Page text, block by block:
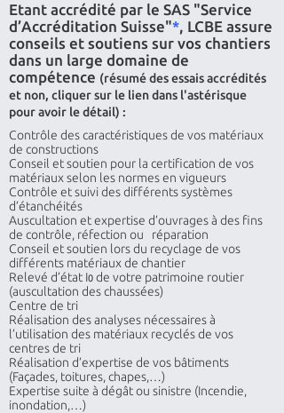
Etant accrédité par le SAS "Service
d’Accréditation Suisse"*, LCBE assure
conseils et soutiens sur vos chantiers
dans un large domaine de
compétence (résumé des essais accrédités
et non, cliquer sur le lien dans l'astérisque
pour avoir le détail) :
Contrôle des caractéristiques de vos matériaux
de constructions
Conseil et soutien pour la certification de vos
matériaux selon les normes en vigueurs
Contrôle et suivi des différents systèmes
d’étanchéités
Auscultation et expertise d’ouvrages à des fins
de contrôle, réfection ou réparation
Conseil et soutien lors du recyclage de vos
différents matériaux de chantier
Relevé d’état I0 de votre patrimoine routier
(auscultation des chaussées)
Centre de tri
Réalisation des analyses nécessaires à
l’utilisation des matériaux recyclés de vos
centres de tri
Réalisation d’expertise de vos bâtiments
(Façades, toitures, chapes,…)
Expertise suite à dégât ou sinistre (Incendie,
inondation,…)